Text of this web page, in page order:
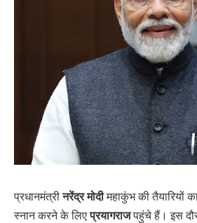
प्रधानमंत्रीनरेंद्र मोदीमहाकुंभ की तैयारियों
स्नान करने के लिएप्रयागराजपहुंचे हैं। इस